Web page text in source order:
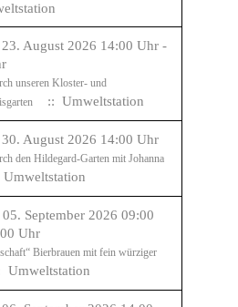
23. August 2026 14:00 Uhr -
unseren Kloster- und
:: Umweltstation
30. August 2026 14:00 Uhr
den Hildegard-Garten mit Johanna
05. September 2026 09:00
Uhr
Bierbrauen mit fein würziger
Umweltstation